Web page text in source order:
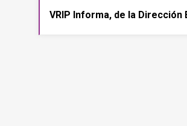
VRIP Informa, de la Dirección